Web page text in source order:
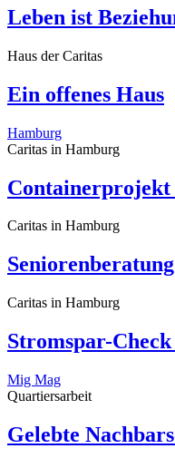
Leben ist
Haus der Caritas
Ein offenes Haus
Hamburg
Caritas in Hamburg
Containerprojekt
Caritas in Hamburg
Caritas in Hamburg
Stromspar-
Mig Mag
Quartiersarbeit
Gelebte